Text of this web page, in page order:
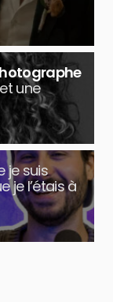
une
je suis
je l’étais à